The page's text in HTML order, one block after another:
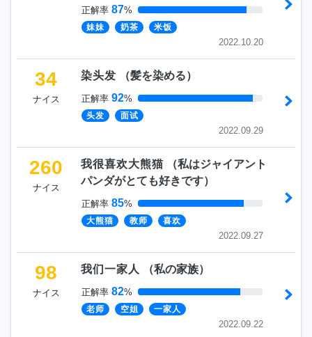
正解率 87%
妹妹 奶茶 米饭
2022.10.20
34
ナイス
染头发 （髪を染める）
正解率 92%
头发 面试
2022.09.29
260
ナイス
我很喜欢大熊猫 （私はジャイアント
パンダがとても好きです）
正解率 85%
大熊猫 教师 喜欢
2022.09.27
98
ナイス
我们一家人 （私の家族）
正解率 82%
老师 空姐 一家人
2022.09.22